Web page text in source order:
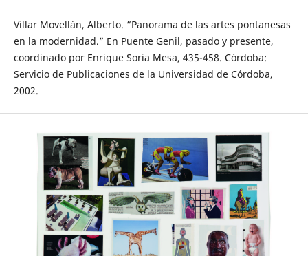
Villar Movellán, Alberto. “Panorama de las artes pontanesas
en la modernidad.” En Puente Genil, pasado y presente,
coordinado por Enrique Soria Mesa, 435-458. Córdoba:
Servicio de Publicaciones de la Universidad de Córdoba,
2002.